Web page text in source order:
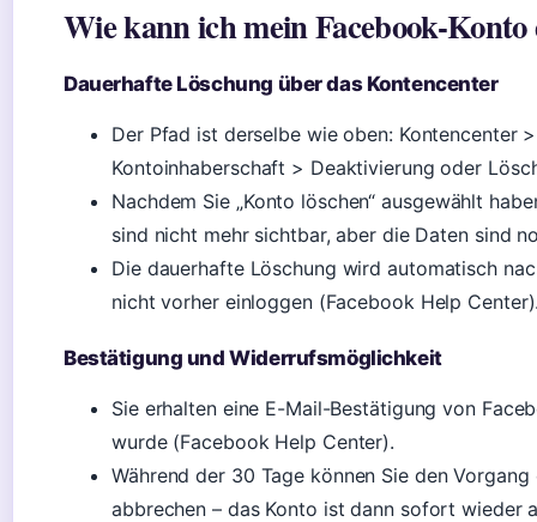
Wie kann ich mein Facebook-
Dauerhafte Löschung über das Kontencenter
Der Pfad ist derselbe wie oben: Kontencenter
Kontoinhaberschaft > Deaktivierung oder
Nachdem Sie „Konto löschen“ ausgewählt
sind nicht mehr sichtbar, aber die Daten sind
Die dauerhafte Löschung wird automatisch
nicht vorher einloggen (Facebook Help
Bestätigung und Widerrufsmöglichkeit
Sie erhalten eine E-Mail-Bestätigung von
wurde (Facebook Help Center).
Während der 30 Tage können Sie den
abbrechen – das Konto ist dann sofort wieder